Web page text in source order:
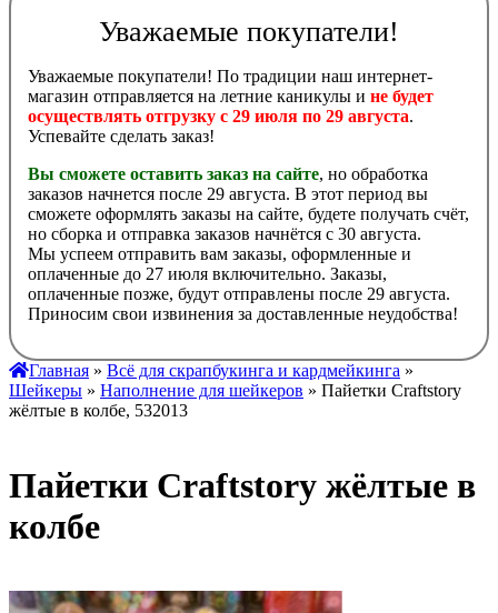
Уважаемые покупатели!
Уважаемые покупатели! По традиции наш интернет-
магазин отправляется на летние каникулы и не будет
осуществлять отгрузку с 29 июля по 29 августа.
Успевайте сделать заказ!
Вы сможете оставить заказ на сайте, но обработка
заказов начнется после 29 августа. В этот период вы
сможете оформлять заказы на сайте, будете получать счёт,
но сборка и отправка заказов начнётся с 30 августа.
Мы успеем отправить вам заказы, оформленные и
оплаченные до 27 июля включительно. Заказы,
оплаченные позже, будут отправлены после 29 августа.
Приносим свои извинения за доставленные неудобства!
Главная » Всё для скрапбукинга и кардмейкинга »
Шейкеры » Наполнение для шейкеров » Пайетки Craftstory
жёлтые в колбе, 532013
Пайетки Craftstory жёлтые в
колбе